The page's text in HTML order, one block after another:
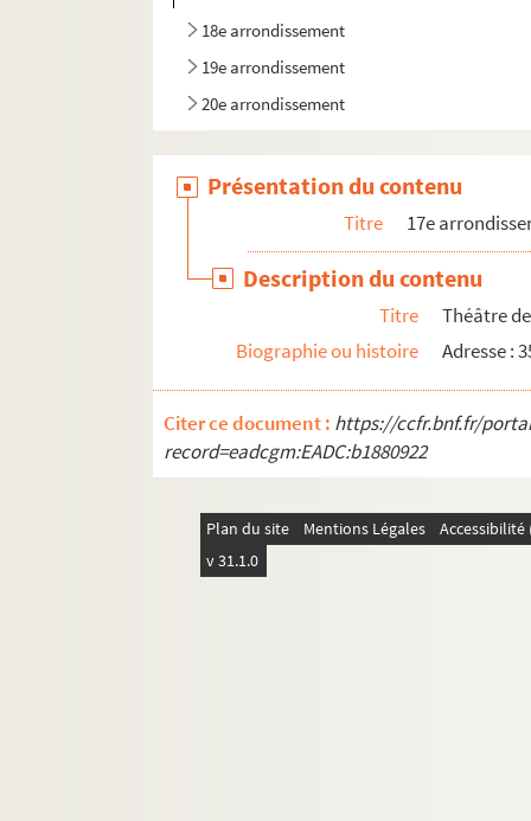
18e arrondissement
19e arrondissement
20e arrondissement
Présentation du contenu
Titre 17e
Description du contenu
Titre
Théâtre
Biographie ou histoire
Adresse :
Citer ce document : https://ccfr.bnf.fr/
record=eadcgm:EADC:b1880922
Plan du site Mentions Légales
v 31.1.0